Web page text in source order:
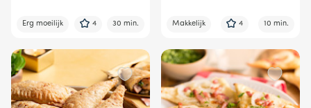
Erg moeilijk 4 30 min. Makkelijk 4 10 min.